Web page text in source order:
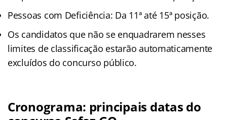
Pessoas com Deficiência: Da 11ª até 15ª posição.
Os candidatos que não se enquadrarem nesses
limites de classificação estarão automaticamente
excluídos do concurso público.
Cronograma: principais datas do